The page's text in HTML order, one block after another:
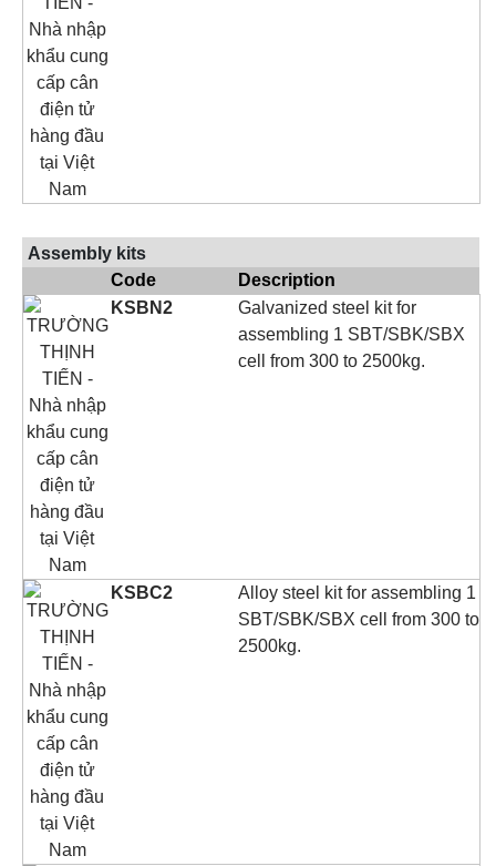
Assembly kits
Code
Description
KSBN2
Galvanized steel kit for
assembling 1 SBT/SBK/SBX
cell from 300 to 2500kg.
KSBC2
Alloy steel kit for assembling 1
SBT/SBK/SBX cell from 300 to
2500kg.